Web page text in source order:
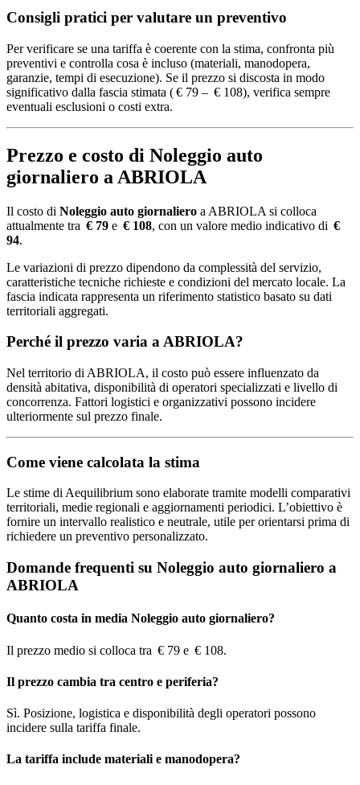
Consigli pratici per valutare un preventivo
Per verificare se una tariffa è coerente con la stima, confronta più
preventivi e controlla cosa è incluso (materiali, manodopera,
garanzie, tempi di esecuzione). Se il prezzo si discosta in modo
significativo dalla fascia stimata ( € 79 – € 108), verifica sempre
eventuali esclusioni o costi extra.
Prezzo e costo di Noleggio auto
giornaliero a ABRIOLA
Il costo di Noleggio auto giornaliero a ABRIOLA si colloca
attualmente tra € 79 e € 108, con un valore medio indicativo di €
94.
Le variazioni di prezzo dipendono da complessità del servizio,
caratteristiche tecniche richieste e condizioni del mercato locale. La
fascia indicata rappresenta un riferimento statistico basato su dati
territoriali aggregati.
Perché il prezzo varia a ABRIOLA?
Nel territorio di ABRIOLA, il costo può essere influenzato da
densità abitativa, disponibilità di operatori specializzati e livello di
concorrenza. Fattori logistici e organizzativi possono incidere
ulteriormente sul prezzo finale.
Come viene calcolata la stima
Le stime di Aequilibrium sono elaborate tramite modelli comparativi
territoriali, medie regionali e aggiornamenti periodici. L’obiettivo è
fornire un intervallo realistico e neutrale, utile per orientarsi prima di
richiedere un preventivo personalizzato.
Domande frequenti su Noleggio auto giornaliero a
ABRIOLA
Quanto costa in media Noleggio auto giornaliero?
Il prezzo medio si colloca tra € 79 e € 108.
Il prezzo cambia tra centro e periferia?
Sì. Posizione, logistica e disponibilità degli operatori possono
incidere sulla tariffa finale.
La tariffa include materiali e manodopera?